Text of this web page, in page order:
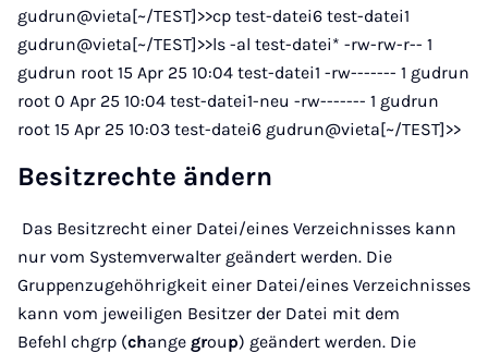
gudrun@vieta[~/TEST]>>cp test-datei6 test-datei1
gudrun@vieta[~/TEST]>>ls -al test-datei* -rw-rw-r-- 1
gudrun root 15 Apr 25 10:04 test-datei1 -rw------- 1 gudrun
root 0 Apr 25 10:04 test-datei1-neu -rw------- 1 gudrun
root 15 Apr 25 10:03 test-datei6 gudrun@vieta[~/TEST]>>
Besitzrechte ändern
Das Besitzrecht einer Datei/eines Verzeichnisses kann
nur vom Systemverwalter geändert werden. Die
Gruppenzugehöhrigkeit einer Datei/eines Verzeichnisses
kann vom jeweiligen Besitzer der Datei mit dem
Befehl chgrp (change group) geändert werden. Die